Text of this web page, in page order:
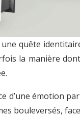
quête
la manière
d’une émotion
bouleversés,